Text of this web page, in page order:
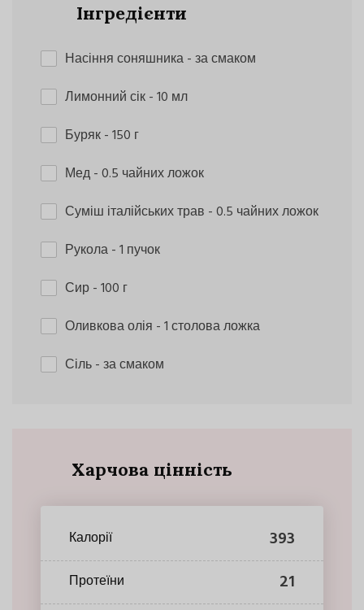
Інгредієнти
Насіння соняшника- за смаком
Лимонний сік- 10 мл
Буряк- 150 г
Мед- 0.5 чайних ложок
Суміш італійських трав - 0.5 чайних ложок
Рукола- 1 пучок
Сир- 100 г
Оливкова олія - 1 столова ложка
Сіль- за смаком
Харчова цінність
Калорії 393
Протеїни 21